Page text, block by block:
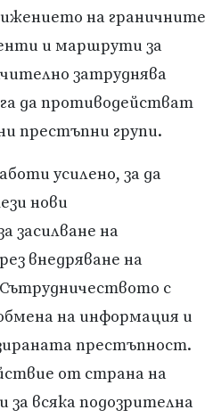
на граничните
и маршрути за
затруднява
да противодействат
престъпни групи.
усилено, за да
нови
засилване на
внедряване на
с
на информация и
престъпност.
от страна на
всяка подозрителна